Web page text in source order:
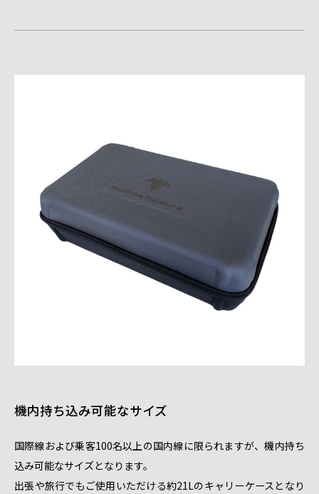
機内持ち込み可能なサイズ
国際線および乗客100名以上の国内線に限られますが、機内持ち
込み可能なサイズとなります。
出張や旅行でもご使用いただける約21Lのキャリーケースとなり